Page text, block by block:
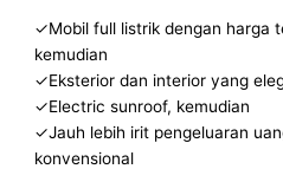
✓Mobil full listrik dengan harga
kemudian
✓Eksterior dan interior yang
✓Electric sunroof, kemudian
✓Jauh lebih irit pengeluaran
konvensional